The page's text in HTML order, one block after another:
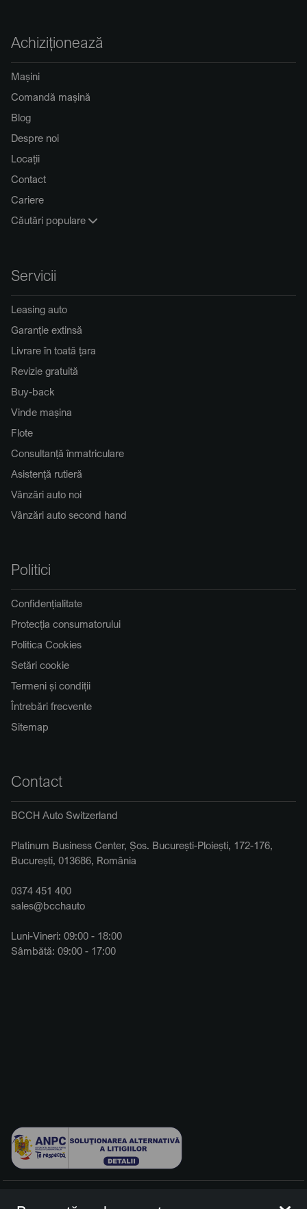
Achiziționează
Mașini
Comandă mașină
Blog
Despre noi
Locații
Contact
Cariere
Căutări populare
Servicii
Leasing auto
Garanție extinsă
Livrare în toată țara
Revizie gratuită
Buy-back
Vinde mașina
Flote
Consultanță înmatriculare
Asistență rutieră
Vânzări auto noi
Vânzări auto second hand
Politici
Confidențialitate
Protecția consumatorului
Politica Cookies
Setări cookie
Termeni și condiții
Întrebări frecvente
Sitemap
Contact
BCCH Auto Switzerland
Platinum Business Center, Șos. București-Ploiești, 172-176,
București, 013686, România
0374 451 400
sales@bcchauto
Luni-Vineri: 09:00 - 18:00
Sâmbătă: 09:00 - 17:00